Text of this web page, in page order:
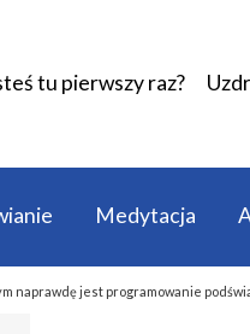
tu pierwszy raz?
Medytacja
naprawdę jest programowanie